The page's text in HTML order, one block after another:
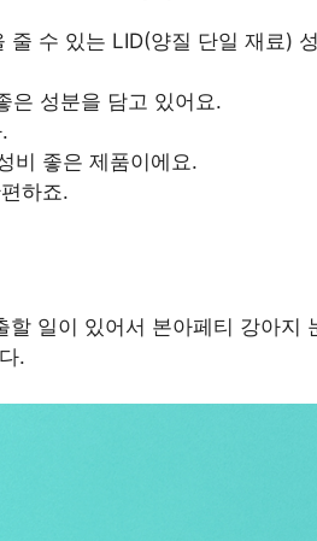
줄 수 있는 LID(양질 단일 재료)
은 성분을 담고 있어요.
비 좋은 제품이에요.
하죠.
일이 있어서 본아페티 강아지
.